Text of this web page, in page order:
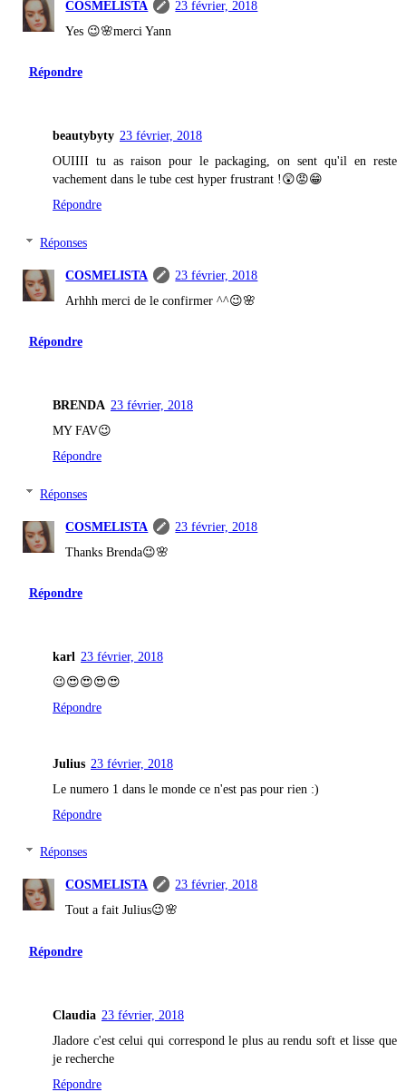
COSMELISTA
23 février, 2018
Yes 😉🌸merci Yann
Répondre
beautybyty 23 février, 2018
OUIIII tu as raison pour le packaging, on sent qu'il en reste
vachement dans le tube cest hyper frustrant !😲😡😁
Répondre
Réponses
COSMELISTA
23 février, 2018
Arhhh merci de le confirmer ^^😉🌸
Répondre
BRENDA 23 février, 2018
MY FAV😉
Répondre
Réponses
COSMELISTA
23 février, 2018
Thanks Brenda😉🌸
Répondre
karl 23 février, 2018
😉😍😍😍😍
Répondre
Julius 23 février, 2018
Le numero 1 dans le monde ce n'est pas pour rien :)
Répondre
Réponses
COSMELISTA
23 février, 2018
Tout a fait Julius😉🌸
Répondre
Claudia 23 février, 2018
Jladore c'est celui qui correspond le plus au rendu soft et lisse que
je recherche
Répondre